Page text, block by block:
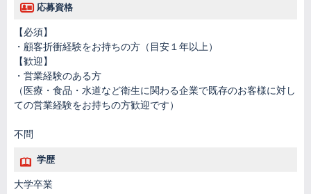
応募資格
【必須】
・顧客折衝経験をお持ちの方（目安１年以上）
【歓迎】
・営業経験のある方
（医療・食品・水道など衛生に関わる企業で既存のお客様に対し
ての営業経験をお持ちの方歓迎です）
不問
学歴
大学卒業